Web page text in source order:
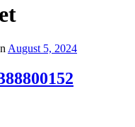
August 5, 2024